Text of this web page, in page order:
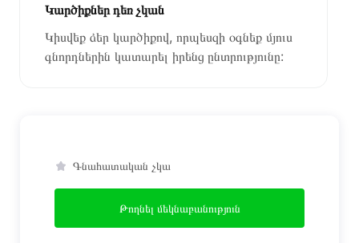
Կարծիքներ դեռ չկան
Կիսվեք ձեր կարծիքով, որպեսզի օգնեք մյուս
գնորդներին կատարել իրենց ընտրությունը:
Գնահատական չկա
Թողնել մեկնաբանություն